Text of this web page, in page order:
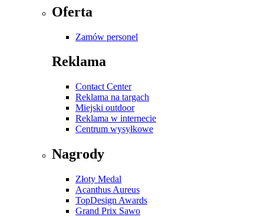
Oferta
Zamów personel
Reklama
Contact Center
Reklama na targach
Miejski outdoor
Reklama w internecie
Centrum wysyłkowe
Nagrody
Złoty Medal
Acanthus Aureus
TopDesign Awards
Grand Prix Sawo